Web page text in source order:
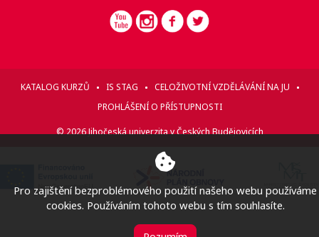
KATALOG KURZŮ IS STAG
CELOŽIVOTNÍ VZDĚLÁVÁNÍ NA JU
PROHLÁŠENÍ O PŘÍSTUPNOSTI
© 2026 Jihočeská univerzita v Českých Budějovicích
Pro zajištění bezproblémového použití našeho webu používáme
cookies. Používáním tohoto webu s tím souhlasíte.